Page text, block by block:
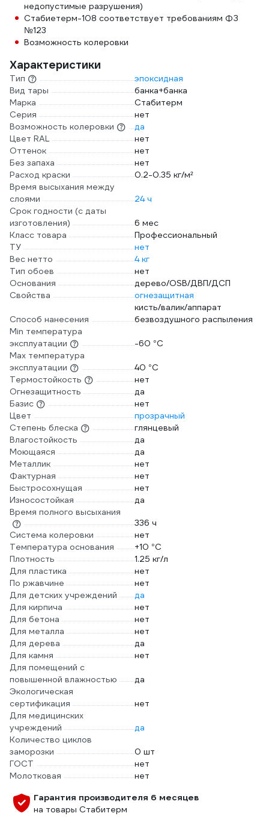
недопустимые разрушения)
Стабиетерм-108 соответствует требованиям ФЗ
№123
Возможность колеровки
Характеристики
Тип
эпоксидная
Вид тары
банка+банка
Марка
Стабитерм
Серия
нет
Возможность колеровки
да
Цвет RAL
нет
Оттенок
нет
Без запаха
нет
Расход краски
0.2-0.35 кг/м²
Время высыхания между
слоями
24 ч
Срок годности (с даты
изготовления)
6 мес
Класс товара
Профессиональный
ТУ
нет
Вес нетто
4 кг
Тип обоев
нет
Основания
дерево/OSB/ДВП/ДСП
Свойства
огнезащитная
Способ нанесения
кисть/валик/аппарат
безвоздушного распыления
Min температура
эксплуатации
-60 °С
Max температура
эксплуатации
40 °С
Термостойкость
нет
Огнезащитность
да
Базис
нет
Цвет
прозрачный
Степень блеска
глянцевый
Влагостойкость
да
Моющаяся
да
Металлик
нет
Фактурная
нет
Быстросохнущая
нет
Износостойкая
да
Время полного высыхания
336 ч
Система колеровки
нет
Температура основания
+10 °С
Плотность
1.25 кг/л
Для пластика
нет
По ржавчине
нет
Для детских учреждений
да
Для кирпича
нет
Для бетона
нет
Для металла
нет
Для дерева
да
Для камня
нет
Для помещений с
повышенной влажностью
да
Экологическая
сертификация
нет
Для медицинских
учреждений
да
Количество циклов
заморозки
0 шт
ГОСТ
нет
Молотковая
нет
Гарантия производителя 6 месяцев
на товары Стабитерм